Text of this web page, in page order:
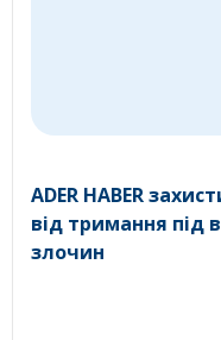
ADER HABER
від тримання під
злочин